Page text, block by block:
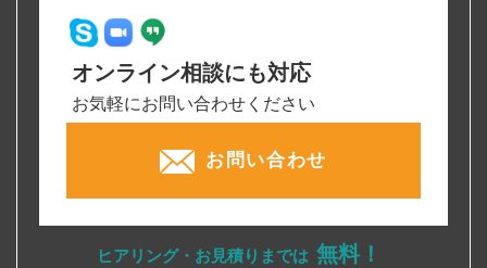
オンライン相談にも対応
お気軽にお問い合わせください
お問い合わせ
ヒアリング・お見積りまでは 無料！